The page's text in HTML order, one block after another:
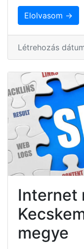
Elolvasom →
Létrehozás
Internet
megye